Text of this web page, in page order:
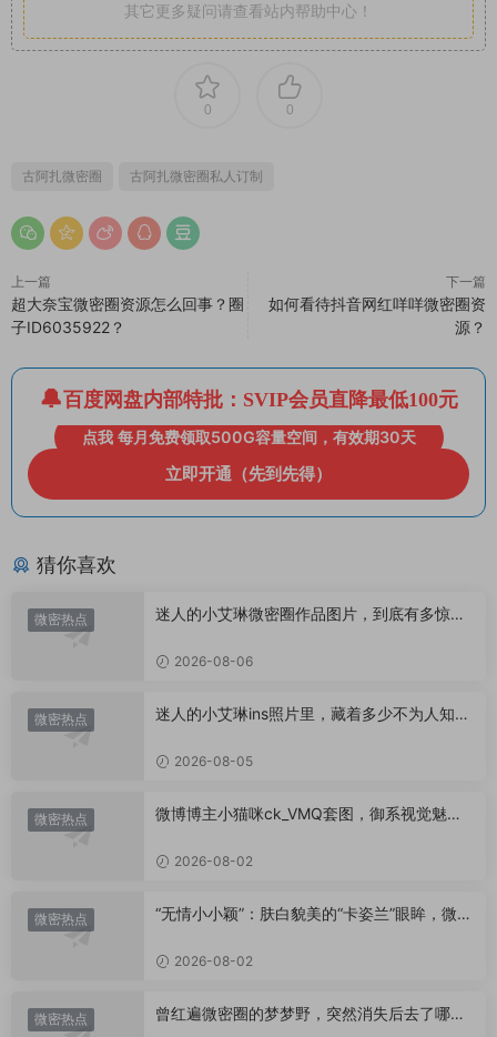
其它更多疑问请查看站内帮助中心！
0 0
古阿扎微密圈 古阿扎微密圈私人订制
上一篇
超大奈宝微密圈资源怎么回事？圈
子ID6035922？
下一篇
如何看待抖音网红咩咩微密圈资
源？
百度网盘内部特批：SVIP会员直降最低100元
点我 每月免费领取500G容量空间，有效期30天
立即开通（先到先得）
猜你喜欢
微密热点
迷人的小艾琳微密圈作品图片，到底有多惊
2026-08-06
微密热点
迷人的小艾琳ins照片里，藏着多少不为人知的
2026-08-05
微密热点
微博博主小猫咪ck_VMQ套图，御系视觉魅力
2026-08-02
微密热点
“无情小小颖”：肤白貌美的“卡姿兰”眼眸，微密
2026-08-02
微密热点
曾红遍微密圈的梦梦野，突然消失后去了哪